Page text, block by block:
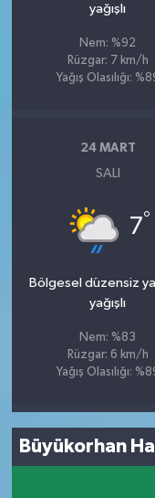
yağışlı
Nem: %92
Rüzgar: 7 km/h
Yağış Olasılığı:
24 MART
SALI
7°
Bölgesel düzensiz
yağışlı
Nem: %83
Rüzgar: 6 km/h
Yağış Olasılığı:
Büyükorhan